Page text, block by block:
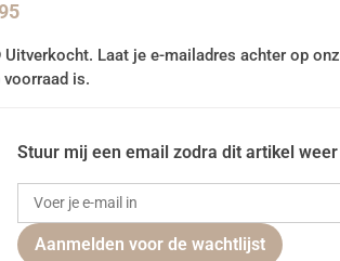
Uitverkocht. Laat je e-mailadres achter op
voorraad is.
Stuur mij een email zodra dit artikel
Aanmelden voor de wachtlijst